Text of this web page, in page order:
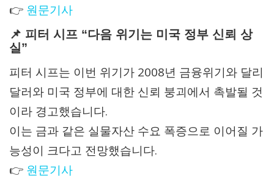
👉 원문기사
📌 피터 시프 “다음 위기는 미국 정부 신뢰 상
실”
피터 시프는 이번 위기가 2008년 금융위기와 달리
달러와 미국 정부에 대한 신뢰 붕괴에서 촉발될 것
이라 경고했습니다.
이는 금과 같은 실물자산 수요 폭증으로 이어질 가
능성이 크다고 전망했습니다.
👉 원문기사